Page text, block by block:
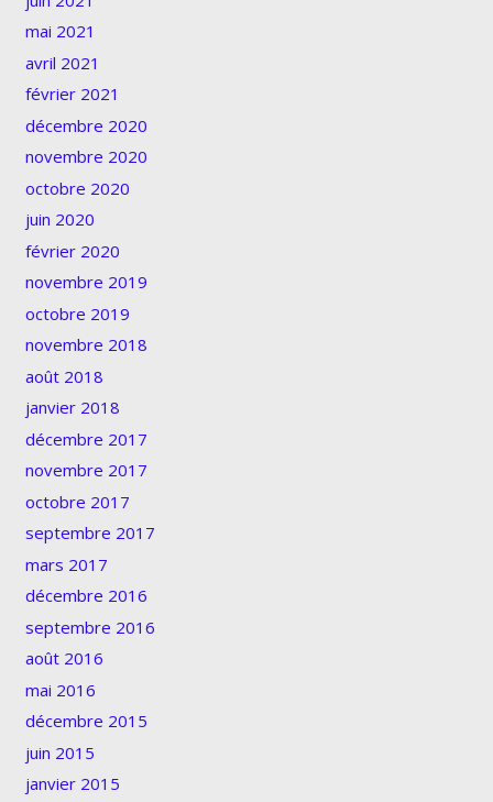
mai 2021
avril 2021
février 2021
décembre 2020
novembre 2020
octobre 2020
juin 2020
février 2020
novembre 2019
octobre 2019
novembre 2018
août 2018
janvier 2018
décembre 2017
novembre 2017
octobre 2017
septembre 2017
mars 2017
décembre 2016
septembre 2016
août 2016
mai 2016
décembre 2015
juin 2015
janvier 2015